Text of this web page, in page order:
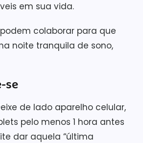
em sua vida.
colaborar para que
noite tranquila de sono,
se
de lado aparelho celular,
pelo menos 1 hora antes
dar aquela “última